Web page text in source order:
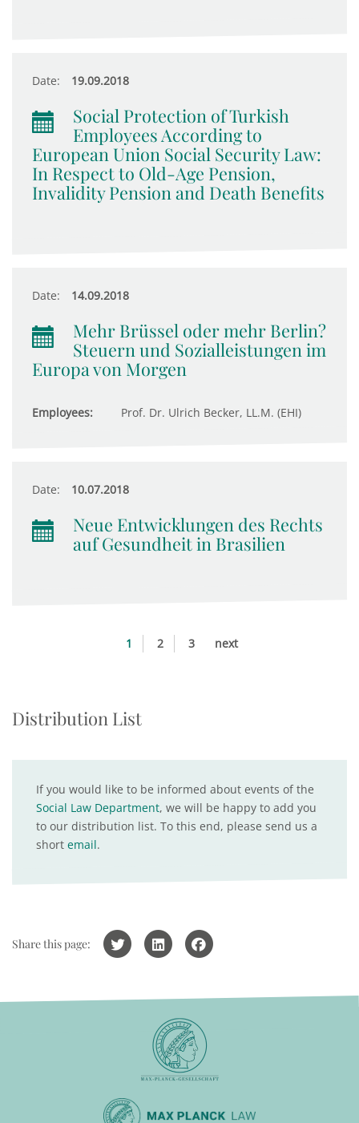
Date: 19.09.2018
Social Protection of Turkish
Employees According to
European Union Social Security Law:
In Respect to Old-Age Pension,
Invalidity Pension and Death Benefits
Date: 14.09.2018
Mehr Brüssel oder mehr Berlin?
Steuern und Sozialleistungen im
Europa von Morgen
Employees: Prof. Dr. Ulrich Becker, LL.M. (EHI)
Date: 10.07.2018
Neue Entwicklungen des Rechts
auf Gesundheit in Brasilien
1 2 3 next
Distribution List
If you would like to be informed about events of the
Social Law Department, we will be happy to add you
to our distribution list. To this end, please send us a
short email.
Share this page: